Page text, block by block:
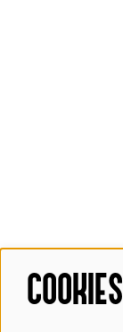
COOKIES